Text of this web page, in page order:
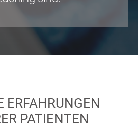
ERFAHRUNGEN
PATIENTEN